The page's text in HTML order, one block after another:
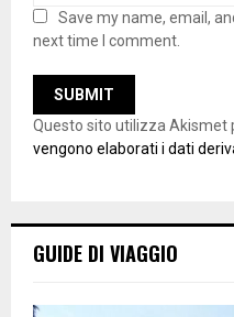
Save my name, email,
next time I comment.
Questo sito utilizza Akismet
vengono elaborati i dati
GUIDE DI VIAGGIO